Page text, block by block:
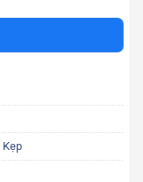
Kẹp